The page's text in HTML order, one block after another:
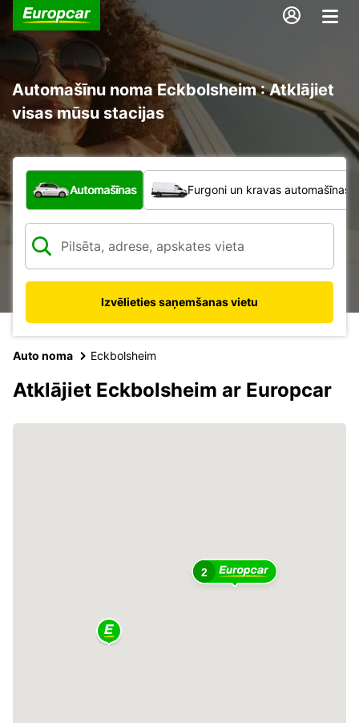
Automašīnu noma Eckbolsheim : Atklājiet
visas mūsu stacijas
Kāda veida transportlīdzeklis?
Automašīnas Furgoni un kravas automašīnas
Izvēlieties saņemšanas vietu
Auto noma Eckbolsheim
Atklājiet Eckbolsheim ar Europcar
2